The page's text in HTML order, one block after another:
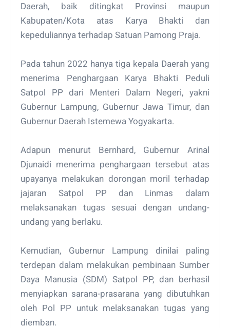
Daerah, baik ditingkat Provinsi maupun
Kabupaten/Kota atas Karya Bhakti dan
kepeduliannya terhadap Satuan Pamong Praja.
Pada tahun 2022 hanya tiga kepala Daerah yang
menerima Penghargaan Karya Bhakti Peduli
Satpol PP dari Menteri Dalam Negeri, yakni
Gubernur Lampung, Gubernur Jawa Timur, dan
Gubernur Daerah Istemewa Yogyakarta.
Adapun menurut Bernhard, Gubernur Arinal
Djunaidi menerima penghargaan tersebut atas
upayanya melakukan dorongan moril terhadap
jajaran Satpol PP dan Linmas dalam
melaksanakan tugas sesuai dengan undang-
undang yang berlaku.
Kemudian, Gubernur Lampung dinilai paling
terdepan dalam melakukan pembinaan Sumber
Daya Manusia (SDM) Satpol PP, dan berhasil
menyiapkan sarana-prasarana yang dibutuhkan
oleh Pol PP untuk melaksanakan tugas yang
diemban.